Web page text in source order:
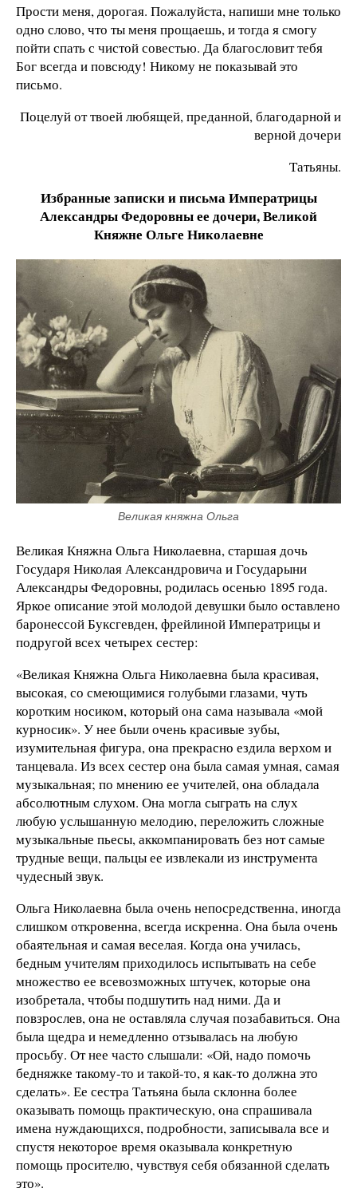
Прости меня, дорогая. Пожалуйста, напиши мне только
одно слово, что ты меня прощаешь, и тогда я смогу
пойти спать с чистой совестью. Да благословит тебя
Бог всегда и повсюду! Никому не показывай это
письмо.
Поцелуй от твоей любящей, преданной, благодарной и
верной дочери
Татьяны.
Избранные записки и письма Императрицы
Александры Федоровны ее дочери, Великой
Княжне Ольге Николаевне
Великая княжна Ольга
Великая Княжна Ольга Николаевна, старшая дочь
Государя Николая Александровича и Государыни
Александры Федоровны, родилась осенью 1895 года.
Яркое описание этой молодой девушки было оставлено
баронессой Буксгевден, фрейлиной Императрицы и
подругой всех четырех сестер:
«Великая Княжна Ольга Николаевна была красивая,
высокая, со смеющимися голубыми глазами, чуть
коротким носиком, который она сама называла «мой
курносик». У нее были очень красивые зубы,
изумительная фигура, она прекрасно ездила верхом и
танцевала. Из всех сестер она была самая умная, самая
музыкальная; по мнению ее учителей, она обладала
абсолютным слухом. Она могла сыграть на слух
любую услышанную мелодию, переложить сложные
музыкальные пьесы, аккомпанировать без нот самые
трудные вещи, пальцы ее извлекали из инструмента
чудесный звук.
Ольга Николаевна была очень непосредственна, иногда
слишком откровенна, всегда искренна. Она была очень
обаятельная и самая веселая. Когда она училась,
бедным учителям приходилось испытывать на себе
множество ее всевозможных штучек, которые она
изобретала, чтобы подшутить над ними. Да и
повзрослев, она не оставляла случая позабавиться. Она
была щедра и немедленно отзывалась на любую
просьбу. От нее часто слышали: «Ой, надо помочь
бедняжке такому-то и такой-то, я как-то должна это
сделать». Ее сестра Татьяна была склонна более
оказывать помощь практическую, она спрашивала
имена нуждающихся, подробности, записывала все и
спустя некоторое время оказывала конкретную
помощь просителю, чувствуя себя обязанной сделать
это».